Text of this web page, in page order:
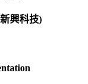
科技)